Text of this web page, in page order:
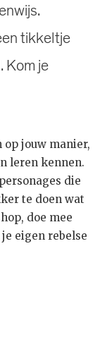
tikkeltje
Kom je
jouw manier,
leren kennen.
die
te doen wat
doe mee
eigen rebelse